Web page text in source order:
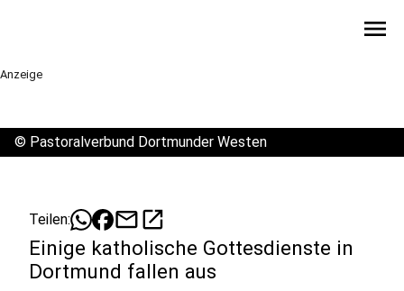
menu
Anzeige
© Pastoralverbund Dortmunder Westen
Teilen: mailopen_in_new
Einige katholische Gottesdienste in
Dortmund fallen aus